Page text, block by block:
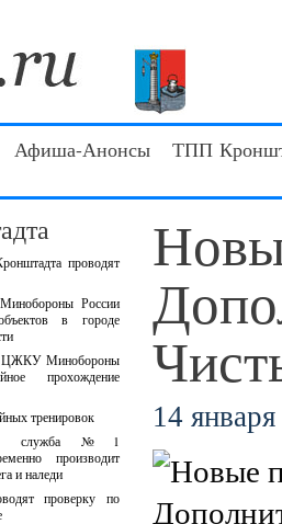
Афиша-Анонсы ТПП
проводят
России
в городе
ЦЖКУ Минобороны
прохождение
тренировок
служба №1
производит
и наледи
проверку по
14